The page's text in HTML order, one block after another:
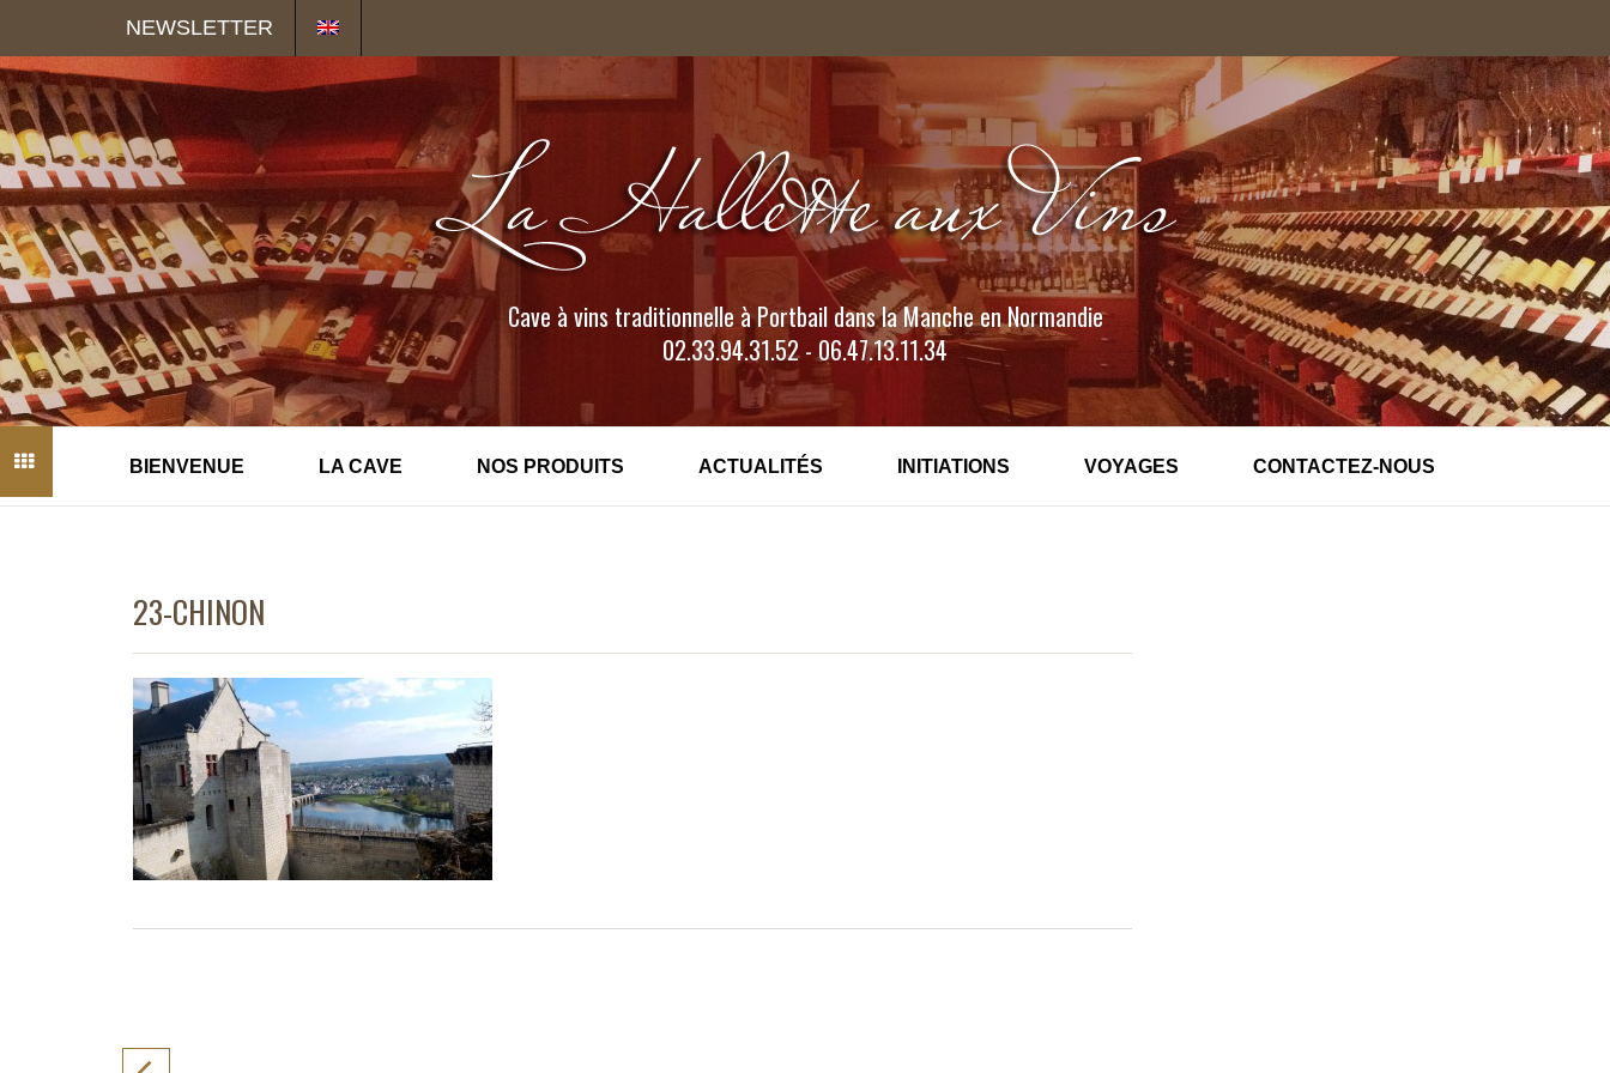
NEWSLETTER
Cave à vins traditionnelle à Portbail dans la Manche en Normandie
02.33.94.31.52 - 06.47.13.11.34
BIENVENUE LA CAVE NOS PRODUITS ACTUALITÉS INITIATIONS VOYAGES CONTACTEZ-NOUS
23-CHINON
Panneau de gestion des cookies